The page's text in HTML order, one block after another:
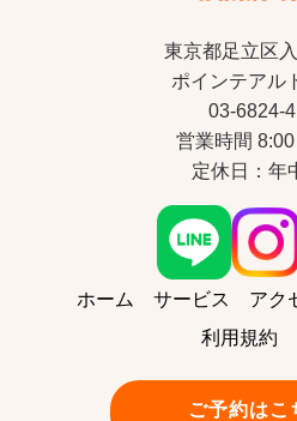
東京都足立区
ポインテアル
03-6824-
営業時間
定休日：年
ホーム サービス アク
利用規約
ご予約はこ